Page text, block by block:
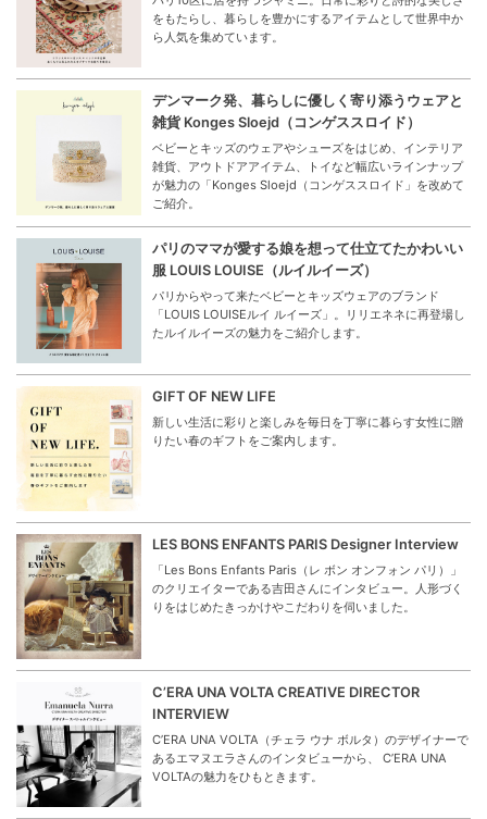
をもたらし、暮らしを豊かにするアイテムとして世界中か
ら人気を集めています。
デンマーク発、暮らしに優しく寄り添うウェアと
雑貨 Konges Sloejd（コンゲススロイド）
ベビーとキッズのウェアやシューズをはじめ、インテリア
雑貨、アウトドアアイテム、トイなど幅広いラインナップ
が魅力の「Konges Sloejd（コンゲススロイド」を改めて
ご紹介。
パリのママが愛する娘を想って仕立てたかわいい
服 LOUIS LOUISE（ルイルイーズ）
パリからやって来たベビーとキッズウェアのブランド
「LOUIS LOUISEルイ ルイーズ」。リリエネネに再登場し
たルイルイーズの魅力をご紹介します。
GIFT OF NEW LIFE
新しい生活に彩りと楽しみを毎日を丁寧に暮らす女性に贈
りたい春のギフトをご案内します。
LES BONS ENFANTS PARIS Designer Interview
「Les Bons Enfants Paris（レ ボン オンフォン パリ）」
のクリエイターである吉田さんにインタビュー。人形づく
りをはじめたきっかけやこだわりを伺いました。
C’ERA UNA VOLTA CREATIVE DIRECTOR
INTERVIEW
C’ERA UNA VOLTA（チェラ ウナ ボルタ）のデザイナーで
あるエマヌエラさんのインタビューから、 C’ERA UNA
VOLTAの魅力をひもときます。